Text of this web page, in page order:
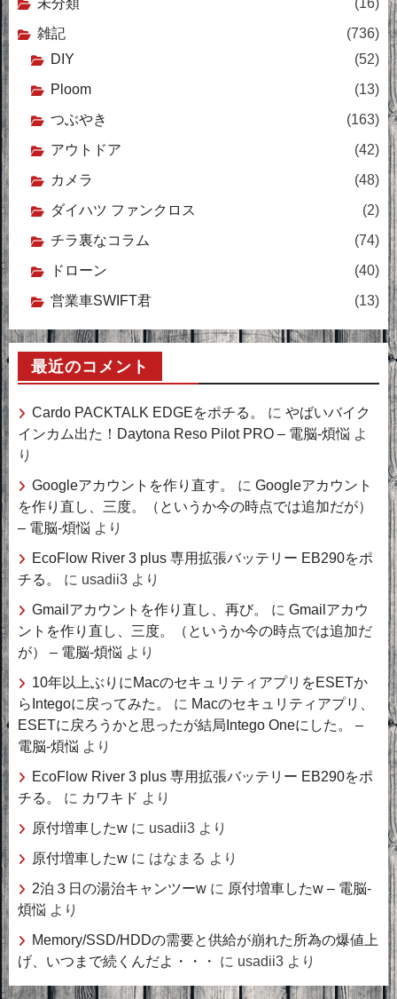
未分類
(16)
雑記
(736)
DIY
(52)
Ploom
(13)
つぶやき
(163)
アウトドア
(42)
カメラ
(48)
ダイハツ ファンクロス
(2)
チラ裏なコラム
(74)
ドローン
(40)
営業車SWIFT君
(13)
最近のコメント
Cardo PACKTALK EDGEをポチる。 に やばいバイク
インカム出た！Daytona Reso Pilot PRO – 電脳-煩悩 よ
り
Googleアカウントを作り直す。
に Googleアカウント
を作り直し、三度。（というか今の時点では追加だが）
– 電脳-煩悩 より
EcoFlow River 3 plus 専用拡張バッテリー EB290をポ
チる。
に usadii3 より
Gmailアカウントを作り直し、再び。
に Gmailアカウ
ントを作り直し、三度。（というか今の時点では追加だ
が） – 電脳-煩悩 より
10年以上ぶりにMacのセキュリティアプリをESETか
らIntegoに戻ってみた。
に Macのセキュリティアプリ、
ESETに戻ろうかと思ったが結局Intego Oneにした。 –
電脳-煩悩 より
EcoFlow River 3 plus 専用拡張バッテリー EB290をポ
チる。
に カワキド より
原付増車したw に usadii3 より
原付増車したw に はなまる より
2泊３日の湯治キャンツーw に 原付増車したw – 電脳-
煩悩 より
Memory/SSD/HDDの需要と供給が崩れた所為の爆値上
げ、いつまで続くんだよ・・・
に usadii3 より